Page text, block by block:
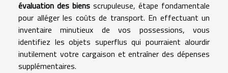
évaluation des biens scrupuleuse, étape fondamentale
pour alléger les coûts de transport. En effectuant un
inventaire minutieux de vos possessions, vous
identifiez les objets superflus qui pourraient alourdir
inutilement votre cargaison et entraîner des dépenses
supplémentaires.